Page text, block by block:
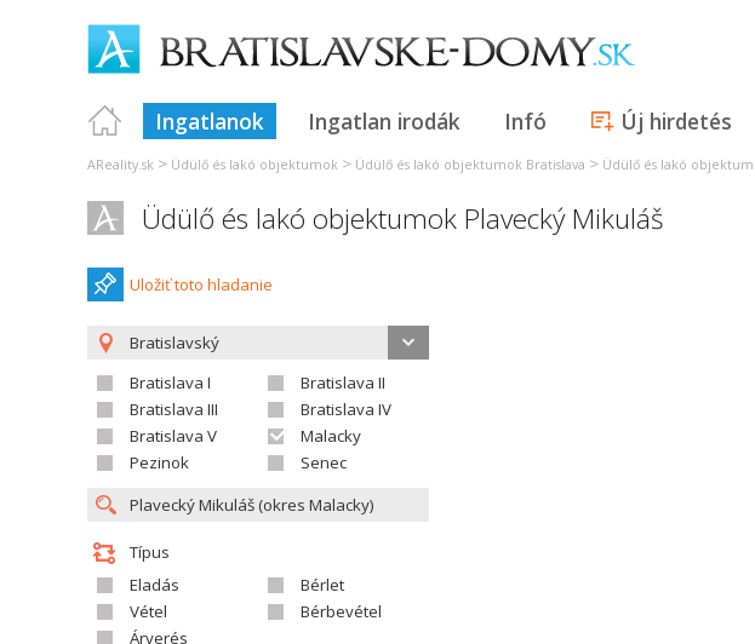
Ingatlanok Ingatlan irodák Infó Új hirdetés
AReality.sk > Üdülő és lakó objektumok > Üdülő és lakó objektumok Bratislava > Üdülő és lakó
Üdülő és lakó objektumok Plavecký Mikuláš
Uložiť toto hladanie
Bratislavský
Bratislava I
Bratislava II
Bratislava III
Bratislava IV
Bratislava V
Malacky
Pezinok
Senec
Típus
Eladás
Bérlet
Vétel
Bérbevétel
Árverés